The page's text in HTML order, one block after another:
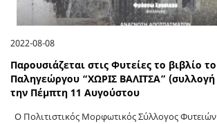
2022-08-08
Παρουσιάζεται στις Φυτείες το βιβλίο
Παληγεώργου “ΧΩΡΙΣ ΒΑΛΙΤΣΑ”
την Πέμπτη 11 Αυγούστου
Ο Πολιτιστικός Μορφωτικός Σύλλογος